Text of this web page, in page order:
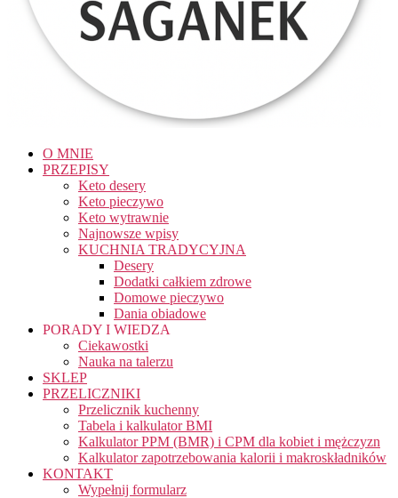
O MNIE
PRZEPISY
Keto desery
Keto pieczywo
Keto wytrawnie
Najnowsze wpisy
KUCHNIA TRADYCYJNA
Desery
Dodatki całkiem zdrowe
Domowe pieczywo
Dania obiadowe
PORADY I WIEDZA
Ciekawostki
Nauka na talerzu
SKLEP
PRZELICZNIKI
Przelicznik kuchenny
Tabela i kalkulator BMI
Kalkulator PPM (BMR) i CPM dla kobiet i mężczyzn
Kalkulator zapotrzebowania kalorii i makroskładników
KONTAKT
Wypełnij formularz